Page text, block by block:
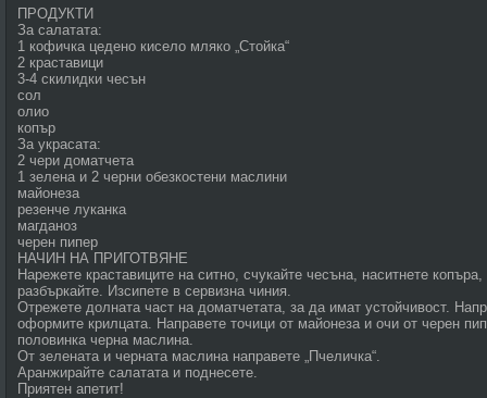
ПРОДУКТИ
За салатата:
1 кофичка цедено кисело мляко „Стойка“
2 краставици
3-4 скилидки чесън
сол
олио
копър
За украсата:
2 чери доматчета
1 зелена и 2 черни обезкостени маслини
майонеза
резенче луканка
магданоз
черен пипер
НАЧИН НА ПРИГОТВЯНЕ
Нарежете краставиците на ситно, счукайте чесъна, наситнете
разбъркайте. Изсипете в сервизна чиния.
Отрежете долната част на доматчетата, за да имат устойчивост.
оформите крилцата. Направете точици от майонеза и очи от черен
половинка черна маслина.
От зелената и черната маслина направете „Пчеличка“.
Аранжирайте салатата и поднесете.
Приятен апетит!